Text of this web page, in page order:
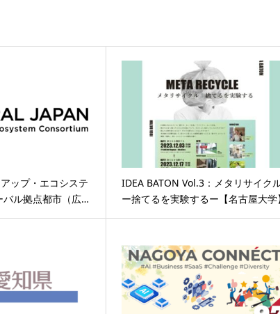
ップ・エコシステ
バル拠点都市（広…
IDEA BATON Vol.3：メタリサイク
ー捨てるを実験するー【名古屋大学